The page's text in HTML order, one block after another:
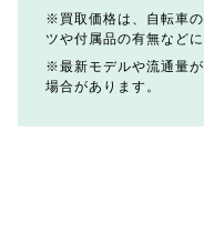
買取価格は、自転車
ツや付属品の有無など
最新モデルや流通量
場合があります。